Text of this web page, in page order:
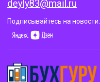
deyly83@mail.ru
Подписывайтесь на новости: